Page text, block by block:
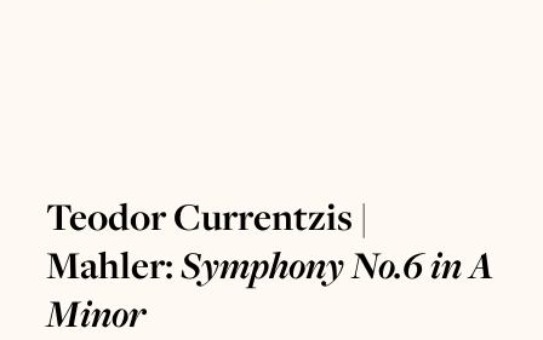
Teodor Currentzis |
Mahler:Symphony No.6 in A
Minor